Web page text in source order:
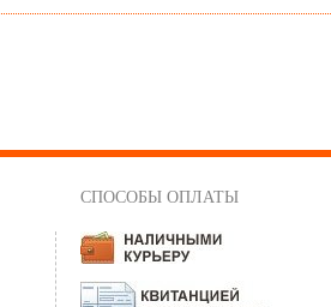
СПОСОБЫ ОПЛАТЫ